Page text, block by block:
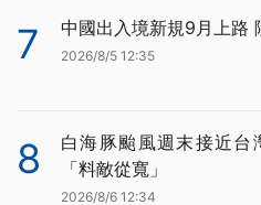
7 中國出入境新規9月上路
2026/8/5 12:35
8
白海豚颱風週末接近
「料敵從寬」
2026/8/6 12:34